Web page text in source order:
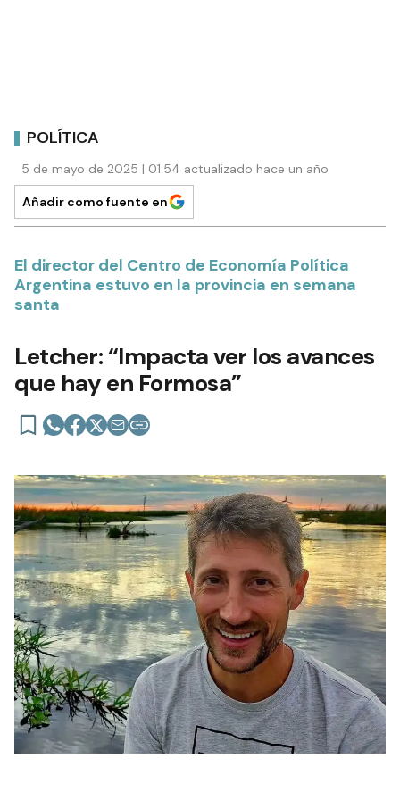
POLÍTICA
5 de mayo de 2025 | 01:54 actualizado hace un año
Añadir como fuente en
El director del Centro de Economía Política
Argentina estuvo en la provincia en semana
santa
Letcher: “Impacta ver los avances
que hay en Formosa”